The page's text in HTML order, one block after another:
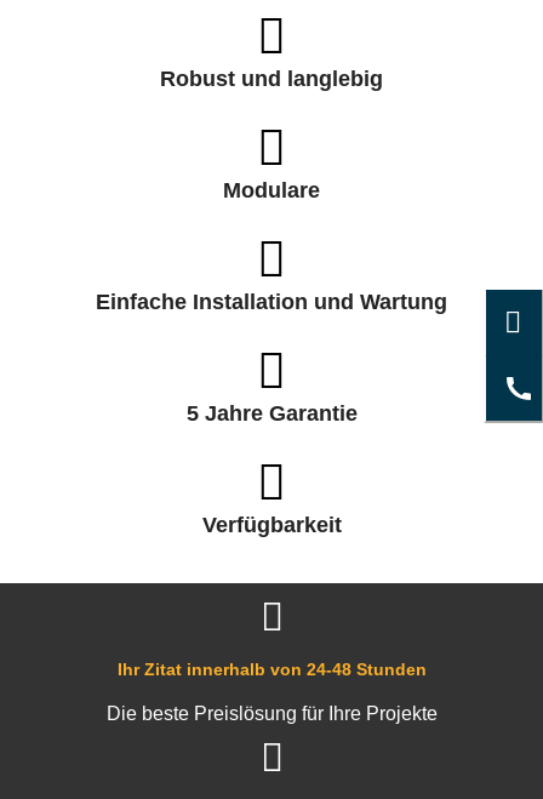
Robust und langlebig
Modulare
Einfache Installation und Wartung
5 Jahre Garantie
Verfügbarkeit
Ihr Zitat innerhalb von 24-48 Stunden
Die beste Preislösung für Ihre Projekte